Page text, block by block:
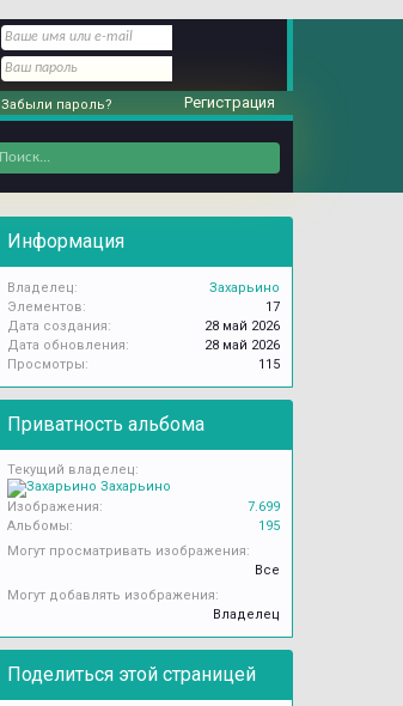
Информация
Владелец:
Захарьино
Элементов:
17
Дата создания:
28 май 2026
Дата обновления:
28 май 2026
Просмотры:
115
Приватность альбома
Текущий владелец:
Захарьино
Изображения:
7.699
Альбомы:
195
Могут просматривать изображения:
Все
Могут добавлять изображения:
Владелец
Поделиться этой страницей
Забыли пароль? Регистрация